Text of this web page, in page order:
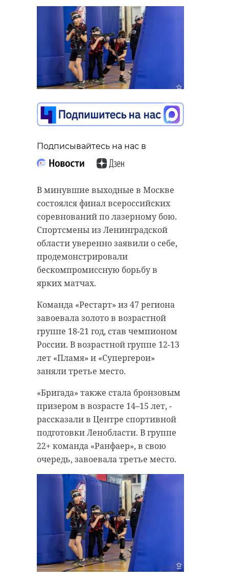
Подписывайтесь на нас в
В минувшие выходные в Москве
состоялся финал всероссийских
соревнований по лазерному бою.
Спортсмены из Ленинградской
области уверенно заявили о себе,
продемонстрировали
бескомпромиссную борьбу в
ярких матчах.
Команда «Рестарт» из 47 региона
завоевала золото в возрастной
группе 18-21 год, став чемпионом
России. В возрастной группе 12-13
лет «Пламя» и «Супергерои»
заняли третье место.
«Бригада» также стала бронзовым
призером в возрасте 14–15 лет, -
рассказали в Центре спортивной
подготовки Ленобласти. В группе
22+ команда «Ранфаер», в свою
очередь, завоевала третье место.